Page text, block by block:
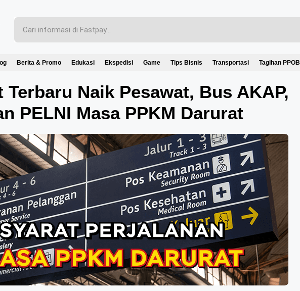
Berita & Promo Edukasi Ekspedisi Game Tips Bisnis Transportasi Tagihan PPOB
Terbaru Naik Pesawat, Bus AKAP,
PELNI Masa PPKM Darurat